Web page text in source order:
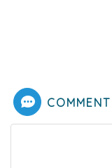
COMMENT